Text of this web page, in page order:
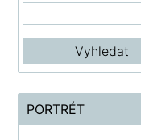
PORTRÉT